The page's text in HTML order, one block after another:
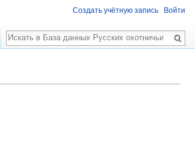
Создать учётную запись Войти
Поиск